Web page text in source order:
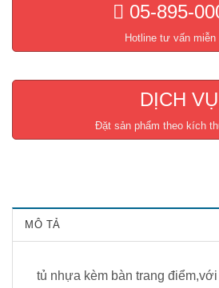
05-895-
Hotline tư vấn miễn
DỊCH VỤ
Đặt sản phẩm theo kích
MÔ TẢ
tủ nhựa kèm bàn trang